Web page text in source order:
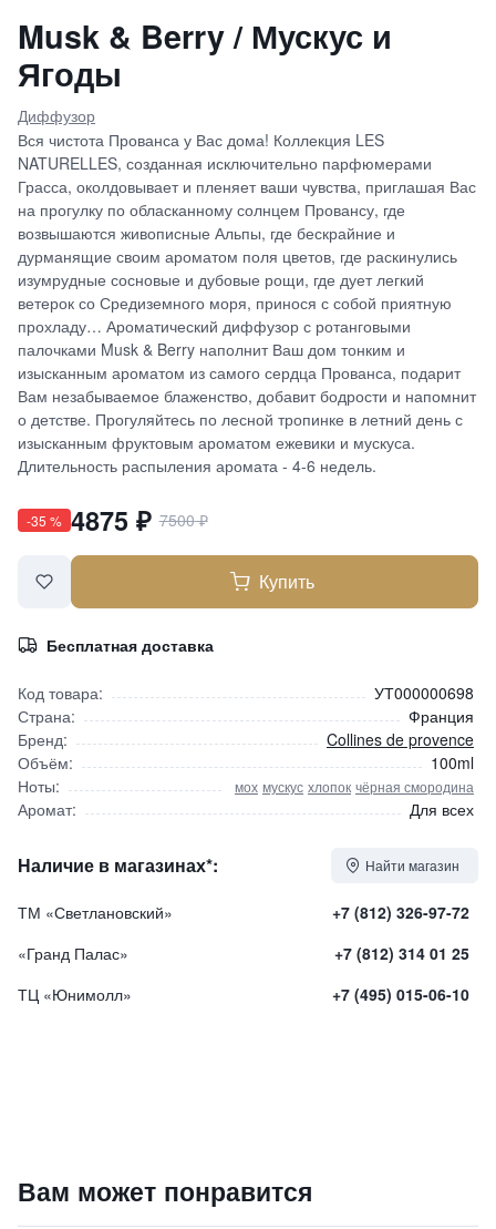
Musk & Berry / Мускус и
Ягоды
Диффузор
Вся чистота Прованса у Вас дома! Коллекция LES
NATURELLES, созданная исключительно парфюмерами
Грасса, околдовывает и пленяет ваши чувства, приглашая Вас
на прогулку по обласканному солнцем Провансу, где
возвышаются живописные Альпы, где бескрайние и
дурманящие своим ароматом поля цветов, где раскинулись
изумрудные сосновые и дубовые рощи, где дует легкий
ветерок со Средиземного моря, принося с собой приятную
прохладу… Ароматический диффузор с ротанговыми
палочками Musk & Berry наполнит Ваш дом тонким и
изысканным ароматом из самого сердца Прованса, подарит
Вам незабываемое блаженство, добавит бодрости и напомнит
о детстве. Прогуляйтесь по лесной тропинке в летний день с
изысканным фруктовым ароматом ежевики и мускуса.
Длительность распыления аромата - 4-6 недель.
-35 % 4875 ₽7500₽
Купить
Бесплатная доставка
Код товара:
УТ000000698
Страна:
Франция
Бренд:
Collines de provence
Объём:
100ml
Ноты:
мох мускус хлопок чёрная смородина
Аромат: Для всех
Наличие в магазинах*: Найти магазин
ТМ «Светлановский»
+7 (812) 326-97-72
«Гранд Палас»
+7 (812) 314 01 25
ТЦ «Юнимолл»
+7 (495) 015-06-10
7500₽9 840 ₽
Вам может понравится